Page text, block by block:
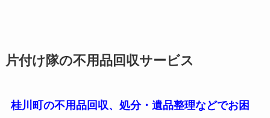
片付け隊の不用品回収サービス
桂川町の不用品回収、処分・遺品整理などでお困